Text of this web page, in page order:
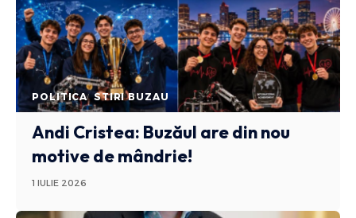
POLITICA STIRI BUZAU
Andi Cristea: Buzăul are din nou
motive de mândrie!
1 IULIE 2026